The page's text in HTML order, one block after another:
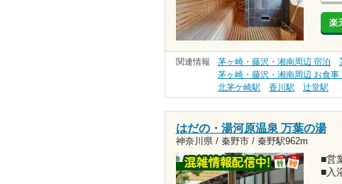
楽
関連情報 茅ヶ崎・藤沢・湘南周辺 宿泊
茅ヶ崎・藤沢・湘南周辺 お食事
北茅ケ崎駅
香川駅 辻堂駅
はだの・湯河原温泉 万葉の湯
神奈川県 / 秦野市 / 秦野駅962m
■営
■入